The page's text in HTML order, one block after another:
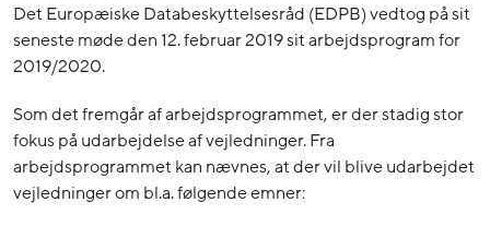
Det Europæiske Databeskyttelsesråd (EDPB) vedtog på sit
seneste møde den 12. februar 2019 sit arbejdsprogram for
2019/2020.
Som det fremgår af arbejdsprogrammet, er der stadig stor
fokus på udarbejdelse af vejledninger. Fra
arbejdsprogrammet kan nævnes, at der vil blive udarbejdet
vejledninger om bl.a. følgende emner: